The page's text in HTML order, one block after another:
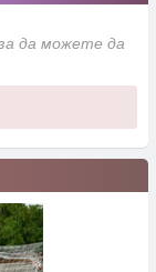
да можете да